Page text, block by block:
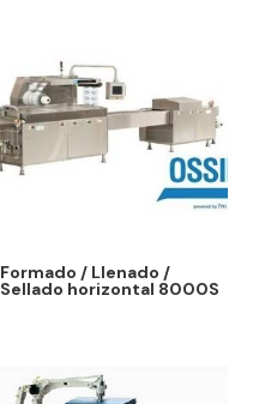
últimos
Formado / Llenado /
Sellado horizontal 8000S